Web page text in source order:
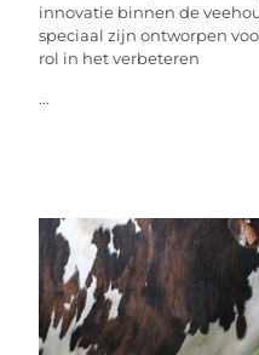
innovatie binnen de
speciaal zijn ontworpen
rol in het verbeteren
...